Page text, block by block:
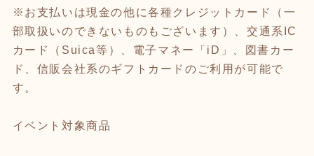
※お支払いは現金の他に各種クレジットカード（一
部取扱いのできないものもございます）、交通系IC
カード（Suica等）、電子マネー「iD」、図書カー
ド、信販会社系のギフトカードのご利用が可能で
す。
イベント対象商品